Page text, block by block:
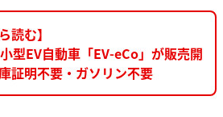
読む】
型EV自動車「EV-eCo」が販売開
証明不要・ガソリン不要